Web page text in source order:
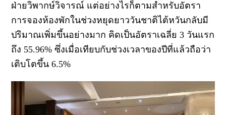
ฝ่ายวิพากษ์วิจารณ์ แต่อย่างไรก็ตามสำหรับอัตรา
การจองห้องพักในช่วงหยุดยาววันชาติไต้หวันกลับมี
ปริมาณเพิ่มขึ้นอย่างมาก คิดเป็นอัตราเฉลี่ย 3 วันแรก
ถึง 55.96% ซึ่งเมื่อเทียบกับช่วงเวลาของปีที่แล้วถือว่า
เติบโตขึ้น 6.5%